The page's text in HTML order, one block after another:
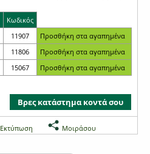
Κωδικός
11907
11806
15067
Βρες κατάστημα κοντά σου
Εκτύπωση Μοιράσου